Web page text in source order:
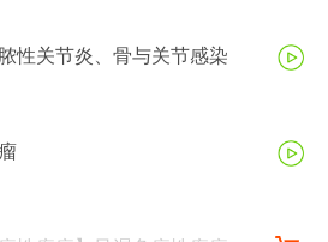
性关节炎、骨与关节感染